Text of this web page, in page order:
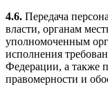
4.6. Передача
власти, органам
уполномоченным
исполнения
Федерации, а также
правомерности и